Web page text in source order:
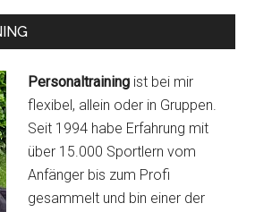
Personaltraining ist bei mir
flexibel, allein oder in Gruppen.
Seit 1994 habe Erfahrung mit
über 15.000 Sportlern vom
Anfänger bis zum Profi
gesammelt und bin einer der